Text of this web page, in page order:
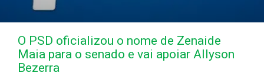
O PSD oficializou o nome de Zenaide
Maia para o senado e vai apoiar Allyson
Bezerra